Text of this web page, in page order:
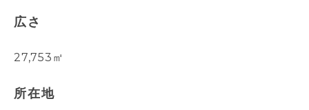
広さ
27,753㎡
所在地